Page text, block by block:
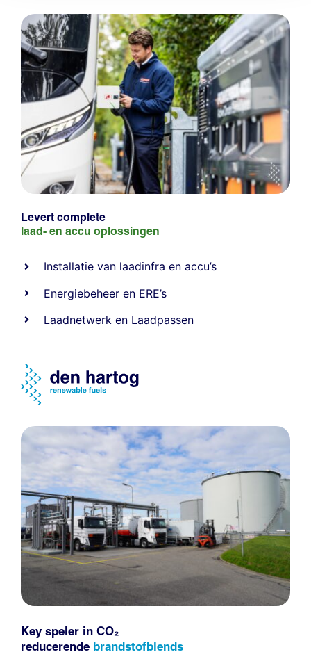
Levert complete
laad- en accu oplossingen
Installatie van laadinfra en accu’s
Energiebeheer en ERE’s
Laadnetwerk en Laadpassen
Key speler in CO₂
reducerende brandstofblends